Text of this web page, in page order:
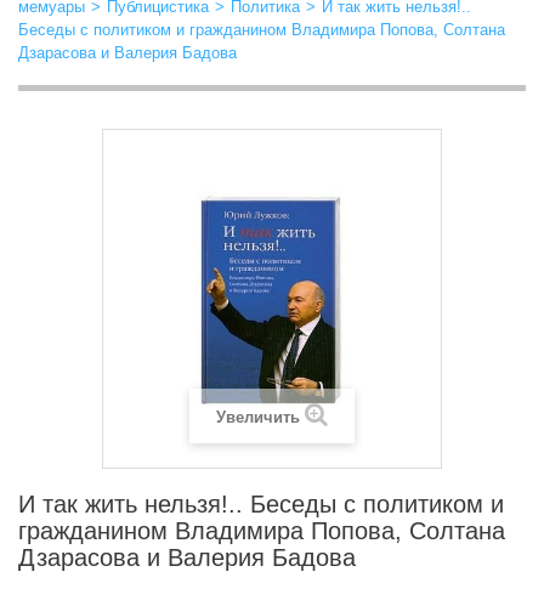
мемуары > Публицистика > Политика > И так жить нельзя!..
Беседы с политиком и гражданином Владимира Попова, Солтана
Дзарасова и Валерия Бадова
Увеличить
И так жить нельзя!.. Беседы с политиком и
гражданином Владимира Попова, Солтана
Дзарасова и Валерия Бадова